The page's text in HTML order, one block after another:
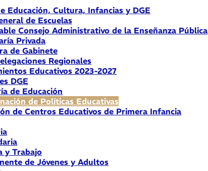
Educación, Cultura, Infancias y DGE
de Escuelas
Consejo Administrativo de la Enseñanza Pública
Privada
de Gabinete
Regionales
Educativos 2023-2027
DGE
de Educación
de Políticas Educativas
de Centros Educativos de Primera Infancia
y Trabajo
de Jóvenes y Adultos